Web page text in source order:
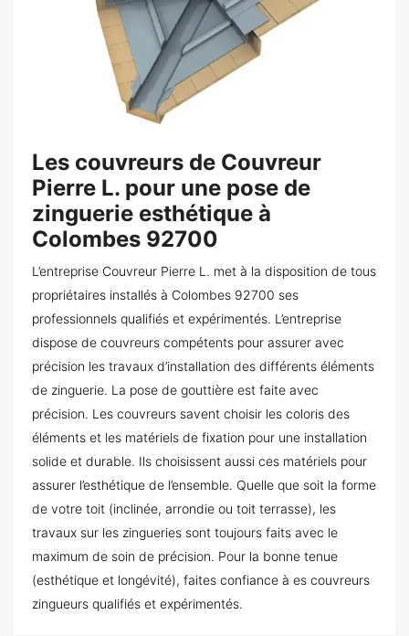
Les couvreurs de Couvreur
Pierre L. pour une pose de
zinguerie esthétique à
Colombes 92700
L’entreprise Couvreur Pierre L. met à la disposition de tous
propriétaires installés à Colombes 92700 ses
professionnels qualifiés et expérimentés. L’entreprise
dispose de couvreurs compétents pour assurer avec
précision les travaux d’installation des différents éléments
de zinguerie. La pose de gouttière est faite avec
précision. Les couvreurs savent choisir les coloris des
éléments et les matériels de fixation pour une installation
solide et durable. Ils choisissent aussi ces matériels pour
assurer l’esthétique de l’ensemble. Quelle que soit la forme
de votre toit (inclinée, arrondie ou toit terrasse), les
travaux sur les zingueries sont toujours faits avec le
maximum de soin de précision. Pour la bonne tenue
(esthétique et longévité), faites confiance à es couvreurs
zingueurs qualifiés et expérimentés.